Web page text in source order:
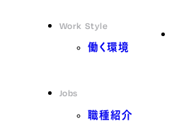
Work Style
働く環境
Jobs
職種紹介